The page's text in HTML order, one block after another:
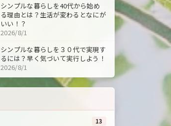
シンプルな暮らしを40代から始め
る理由とは？生活が変わるとなにが
いい！？
2026/8/1
シンプルな暮らしを３０代で実現す
るには？早く気づいて実行しよう！
2026/8/1
13